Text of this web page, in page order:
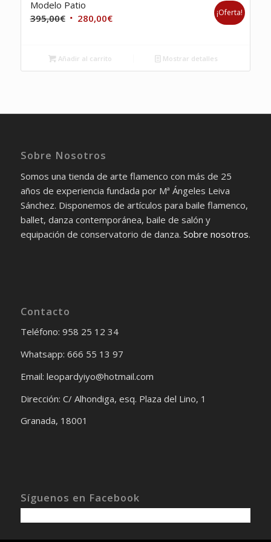
Modelo Patio
395,00€ El
era:
395,00€.
280,00€El
280,00€.
¡Oferta!
Añadir al carrito Mostrar detalles
Sobre Nosotros
Somos una tienda de arte flamenco con más de 25
años de experiencia fundada por Mª Ángeles Leiva
Sánchez. Disponemos de artículos para baile flamenco,
ballet, danza contemporánea, baile de salón y
equipación de conservatorio de danza. Sobre nosotros.
Contacto
Teléfono: 958 25 12 34
Whatsapp: 666 55 13 97
Email: leopardyiyo@hotmail.com
Dirección: C/ Alhondiga, esq. Plaza del Lino, 1
Granada, 18001
Síguenos en Facebook